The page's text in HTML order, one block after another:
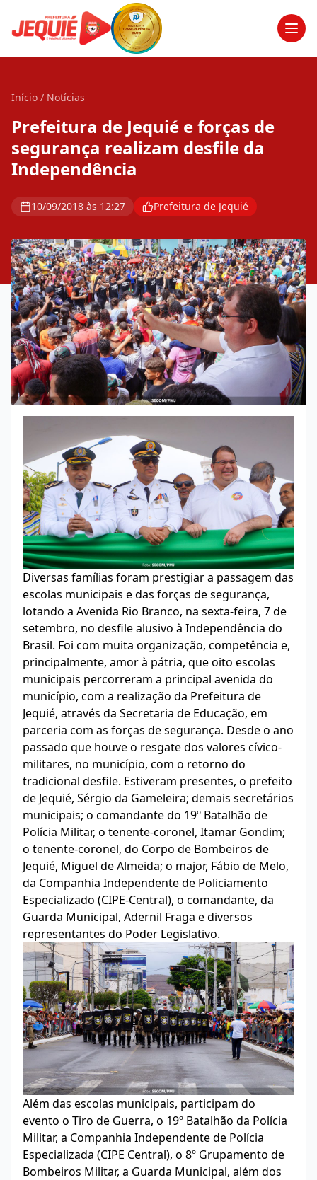
Início / Notícias
Prefeitura de Jequié e forças de
segurança realizam desfile da
Independência
10/09/2018 às 12:27 Prefeitura de Jequié
Diversas famílias foram prestigiar a passagem das
escolas municipais e das forças de segurança,
lotando a Avenida Rio Branco, na sexta-feira, 7 de
setembro, no desfile alusivo à Independência do
Brasil. Foi com muita organização, competência e,
principalmente, amor à pátria, que oito escolas
municipais percorreram a principal avenida do
município, com a realização da Prefeitura de
Jequié, através da Secretaria de Educação, em
parceria com as forças de segurança. Desde o ano
passado que houve o resgate dos valores cívico-
militares, no município, com o retorno do
tradicional desfile. Estiveram presentes, o prefeito
de Jequié, Sérgio da Gameleira; demais secretários
municipais; o comandante do 19º Batalhão de
Polícia Militar, o tenente-coronel, Itamar Gondim;
o tenente-coronel, do Corpo de Bombeiros de
Jequié, Miguel de Almeida; o major, Fábio de Melo,
da Companhia Independente de Policiamento
Especializado (CIPE-Central), o comandante, da
Guarda Municipal, Adernil Fraga e diversos
representantes do Poder Legislativo.
Além das escolas municipais, participam do
evento o Tiro de Guerra, o 19º Batalhão da Polícia
Militar, a Companhia Independente de Polícia
Especializada (CIPE Central), o 8º Grupamento de
Bombeiros Militar, a Guarda Municipal, além dos